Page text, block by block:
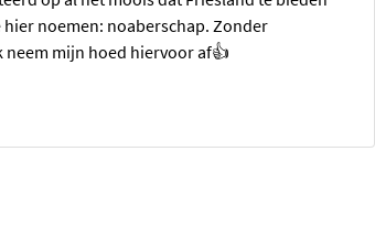
noemen: noaberschap. Zonder
neem mijn hoed hiervoor af👍